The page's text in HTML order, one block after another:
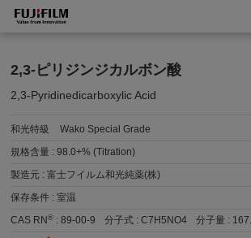
2,3-ピリジンジカルボン酸
2,3-Pyridinedicarboxylic Acid
和光特級
Wako Special Grade
規格含量 :98.0+% (Titration)
製造元 :富士フイルム和光純薬(株)
保存条件 :室温
CAS RN® :89-00-9 分子式 :C7H5NO4 分子量 :